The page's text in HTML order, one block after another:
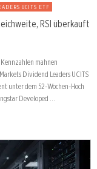
UCITS ETF
RSI überkauft
mahnen
Dividend Leaders UCITS
unter dem 52-Wochen-Hoch
Developed …